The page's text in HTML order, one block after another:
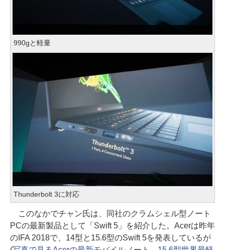
990gと軽量
Thunderbolt 3に対応
このなかでチャン氏は、同社のクラムシェル型ノート
PCの最新製品として「Swift 5」を紹介した。Acerは昨年
のIFA 2018で、14型と15.6型のSwift 5を発表しているが